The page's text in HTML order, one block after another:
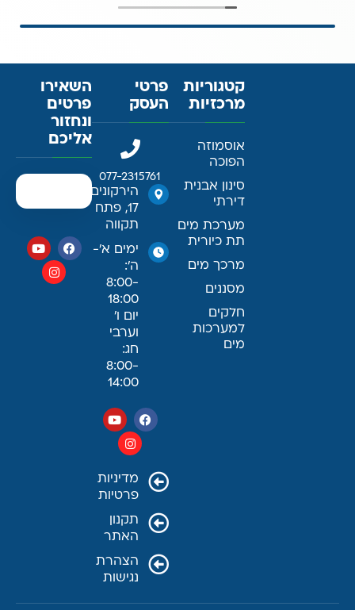
קטגוריות
מרכזיות
אוסמוזה
הפוכה
סינון אבנית
דירתי
מערכת מים
תת כיורית
מרכך מים
מסננים
חלקים
למערכות
מים
פרטי
העסק
077-2315761
הירקונים
17, פתח
תקווה
ימים א׳-
ה׳:
8:00-
18:00
יום ו׳
וערבי
חג:
8:00-
14:00
מדיניות
פרטיות
תקנון
האתר
הצהרת
נגישות
השאירו
פרטים
ונחזור
אליכם